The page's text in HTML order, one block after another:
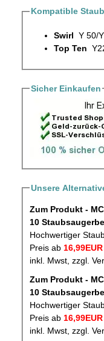
Kompatible
Swirl Y 50/
Top Ten
Sicher Einkaufen
Unsere
Zum Produkt -
Hochwertiger
Preis ab 16,99EUR
inkl. Mwst, zzgl.
Zum Produkt -
Hochwertiger
Preis ab 16,99EUR
inkl. Mwst, zzgl.